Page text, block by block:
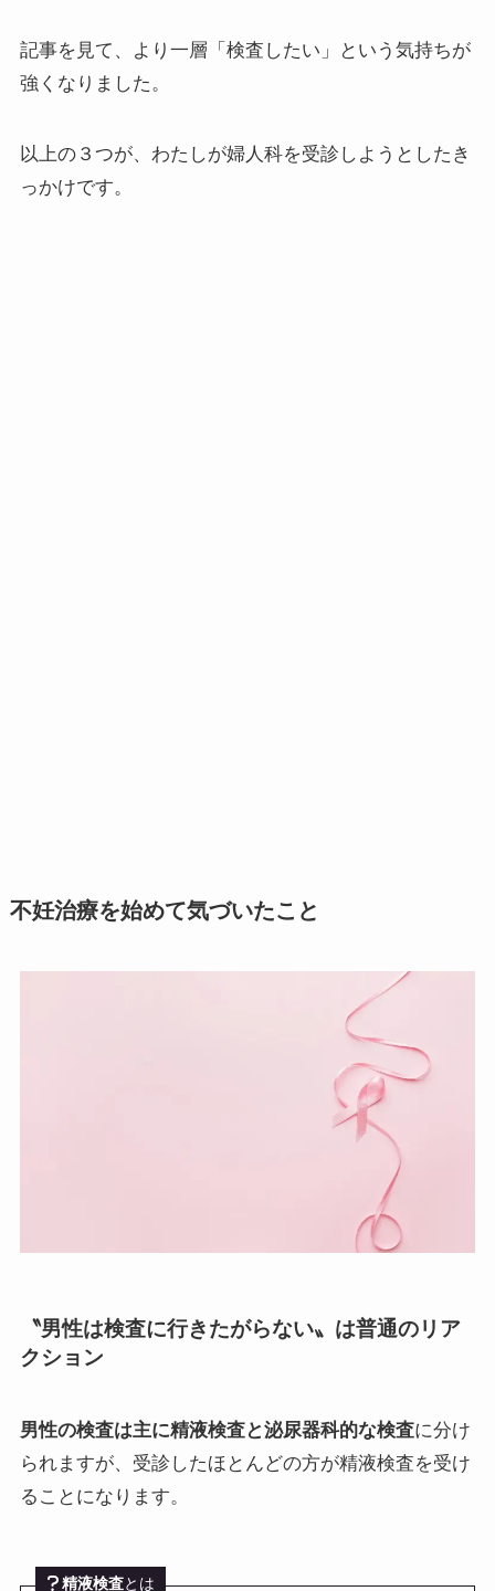
記事を見て、より一層「検査したい」という気持ちが
強くなりました。
以上の３つが、わたしが婦人科を受診しようとしたき
っかけです。
不妊治療を始めて気づいたこと
〝男性は検査に行きたがらない〟は普通のリア
クション
男性の検査は主に精液検査と泌尿器科的な検査に分け
られますが、受診したほとんどの方が精液検査を受け
ることになります。
精液検査とは